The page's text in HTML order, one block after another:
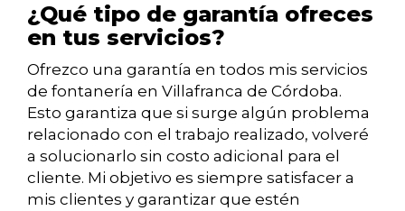
¿Qué tipo de garantía ofreces
en tus servicios?
Ofrezco una garantía en todos mis servicios
de fontanería en Villafranca de Córdoba.
Esto garantiza que si surge algún problema
relacionado con el trabajo realizado, volveré
a solucionarlo sin costo adicional para el
cliente. Mi objetivo es siempre satisfacer a
mis clientes y garantizar que estén